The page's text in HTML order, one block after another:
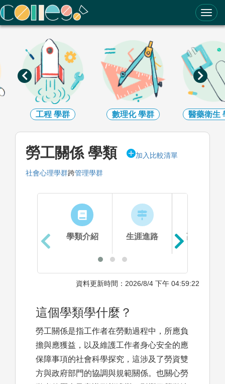
ColleGo! 大學選才與高中育才輔助系統
工程 學群 數理化學群 醫藥衛生
勞工關係 學類 加入比較清單
社會心理學群跨管理學群
學類介紹 生涯進路 高中準備
資料更新時間：2026/8/4 下午 04:59:22
這個學類學什麼？
勞工關係是指工作者在勞動過程中，所應負
擔與應獲益，以及維護工作者身心安全的應
保障事項的社會科學探究，這涉及了勞資雙
方與政府部門的協調與規範關係。也關心勞